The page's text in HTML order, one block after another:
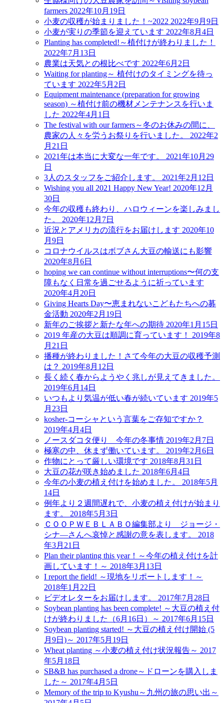
farmers 2022年10月19日
小麦の収穫が始まりました！~2022 2022年9月9日
小麦が実りの季節を迎えています 2022年8月4日
Planting has completed!～植付けが終わりました！
2022年7月13日
農業は天気との根比べです 2022年6月2日
Waiting for planting～ 植付けのタイミングを待っ
ています 2022年5月2日
Equipment maintenance (preparation for growing
season) ～植付け前の機材メンテナンスを行いま
した 2022年4月1日
The festival with our farmers～冬のお休みの間に、
農家の人々を労うお祭りを行いました。
2022年2
月21日
2021年は本当に大変な一年です。
2021年10月29
日
3人のスタッフをご紹介します。
2021年2月12日
Wishing you all 2021 Happy New Year! 2020年12月
30日
今年の収穫も終わり、ハロウィーンを楽しみまし
た。
2020年12月7日
近況とアメリカの流行をお届けします 2020年10
月9日
コロナウイルスはボブさん大豆の輸送にも影響
2020年8月6日
hoping we can continue without interruptions〜何の支
障もなく日常を過ごせるように祈っています
2020年4月20日
Giving Hearts Day〜恵まれないこどもたちへの募
金活動 2020年2月19日
新年のご挨拶と新たな年への期待 2020年1月15日
2019 年産の大豆は順調に育っています！
2019年8
月21日
播種が終わりました！さて今年の大豆の収穫予測
は？ 2019年8月12日
長く続く春からようやく兆しが見えてきました。
2019年6月14日
いつもより気温が低い春が続いています 2019年5
月23日
kosher-コーシャという言葉をご存知ですか？
2019年4月4日
ノースダコタ便り 今年の冬事情 2019年2月7日
極寒の中、休まず働いています。
2019年2月6日
作物にとって厳しい環境です 2018年8月31日
大豆の花が咲き始めました 2018年6月4日
今年の小麦の植え付けを始めました。
2018年5月
14日
例年より２週間遅れで、小麦の植え付けが始まり
ます。
2018年5月3日
ＣＯＯＰＷＥＢＬＡＢＯ編集部より ジョージ・
シナ―さんへ哀悼と感謝の意を表します。
2018
年3月21日
Plan their planting this year！～今年の植え付けを計
画しています！～ 2018年3月13日
I report the field! ～現地をリポートします！～
2018年1月22日
ビデオレターをお届けします。
2017年7月28日
Soybean planting has been complete! ～大豆の植え付
けが終わりました（6月16日）～ 2017年6月15日
Soybean planting started! ～大豆の植え付け開始 (5
月9日)～ 2017年5月19日
Wheat planting ～小麦の植え付け状況報告～ 2017
年5月18日
SB&B has purchased a drone～ドローンを購入しま
した～ 2017年4月5日
Memory of the trip to Kyushu～九州の旅の思い出～